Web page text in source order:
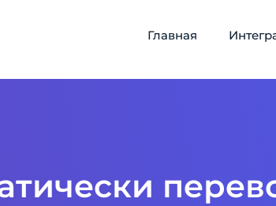
Главная